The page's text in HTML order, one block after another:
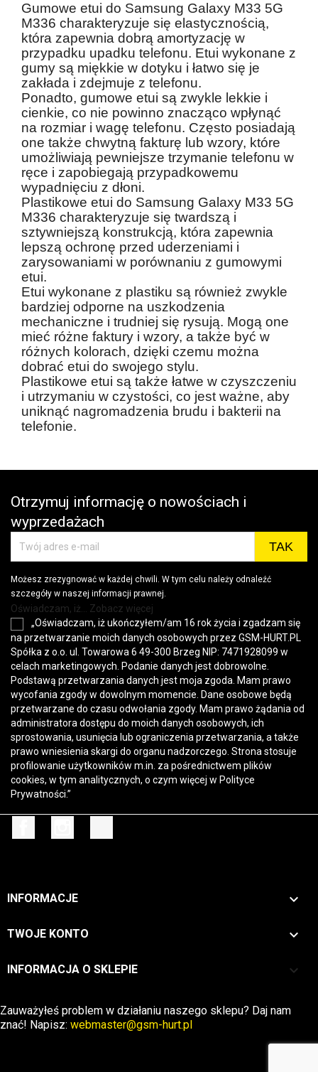
Gumowe etui do Samsung Galaxy M33 5G
M336 charakteryzuje się elastycznością,
która zapewnia dobrą amortyzację w
przypadku upadku telefonu. Etui wykonane z
gumy są miękkie w dotyku i łatwo się je
zakłada i zdejmuje z telefonu.
Ponadto, gumowe etui są zwykle lekkie i
cienkie, co nie powinno znacząco wpłynąć
na rozmiar i wagę telefonu. Często posiadają
one także chwytną fakturę lub wzory, które
umożliwiają pewniejsze trzymanie telefonu w
ręce i zapobiegają przypadkowemu
wypadnięciu z dłoni.
Plastikowe etui do Samsung Galaxy M33 5G
M336 charakteryzuje się twardszą i
sztywniejszą konstrukcją, która zapewnia
lepszą ochronę przed uderzeniami i
zarysowaniami w porównaniu z gumowymi
etui.
Etui wykonane z plastiku są również zwykle
bardziej odporne na uszkodzenia
mechaniczne i trudniej się rysują. Mogą one
mieć różne faktury i wzory, a także być w
różnych kolorach, dzięki czemu można
dobrać etui do swojego stylu.
Plastikowe etui są także łatwe w czyszczeniu
i utrzymaniu w czystości, co jest ważne, aby
uniknąć nagromadzenia brudu i bakterii na
telefonie.
Otrzymuj informację o nowościach i
wyprzedażach
Możesz zrezygnować w każdej chwili. W tym celu należy odnaleźć
szczegóły w naszej informacji prawnej.
Oświadczam, iż... Zobacz więcej
„Oświadczam, iż ukończyłem/am 16 rok życia i zgadzam się
na przetwarzanie moich danych osobowych przez GSM-HURT.PL
Spółka z o.o. ul. Towarowa 6 49-300 Brzeg NIP: 7471928099 w
celach marketingowych. Podanie danych jest dobrowolne.
Podstawą przetwarzania danych jest moja zgoda. Mam prawo
wycofania zgody w dowolnym momencie. Dane osobowe będą
przetwarzane do czasu odwołania zgody. Mam prawo żądania od
administratora dostępu do moich danych osobowych, ich
sprostowania, usunięcia lub ograniczenia przetwarzania, a także
prawo wniesienia skargi do organu nadzorczego. Strona stosuje
profilowanie użytkowników m.in. za pośrednictwem plików
cookies, w tym analitycznych, o czym więcej w Polityce
Prywatności.”
INFORMACJE 
TWOJE KONTO 
INFORMACJA O SKLEPIE keyboard_arrow_down
Zauważyłeś problem w działaniu naszego sklepu? Daj nam
znać! Napisz: webmaster@gsm-hurt.pl